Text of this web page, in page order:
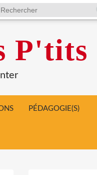
P'tits
PÉDAGOGIE(S)